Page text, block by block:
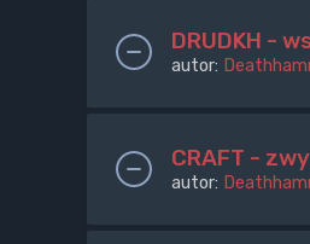
DRUDKH -
autor:
CRAFT -
autor: